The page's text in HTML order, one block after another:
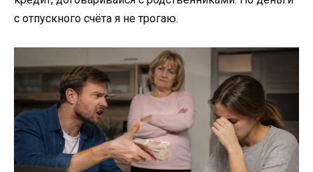
с отпускного счёта я не трогаю.